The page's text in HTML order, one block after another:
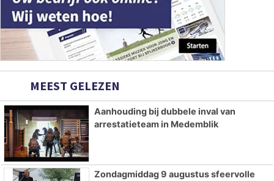
MEEST GELEZEN
Aanhouding bij dubbele inval van
arrestatieteam in Medemblik
Zondagmiddag 9 augustus sfeervolle